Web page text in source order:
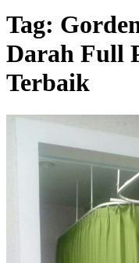
Tag:
Darah Full
Terbaik